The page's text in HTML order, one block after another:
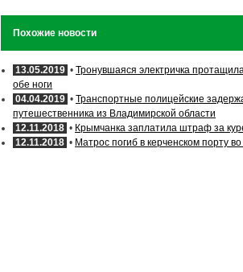
Похожие новости
13.05.2019 • Тронувшаяся электричка
обе ноги
04.04.2019 • Транспортные полицейские
путешественника из Владимирской области
12.11.2018 • Крымчанка заплатила штраф за
12.11.2018 • Матрос погиб в керченском порту